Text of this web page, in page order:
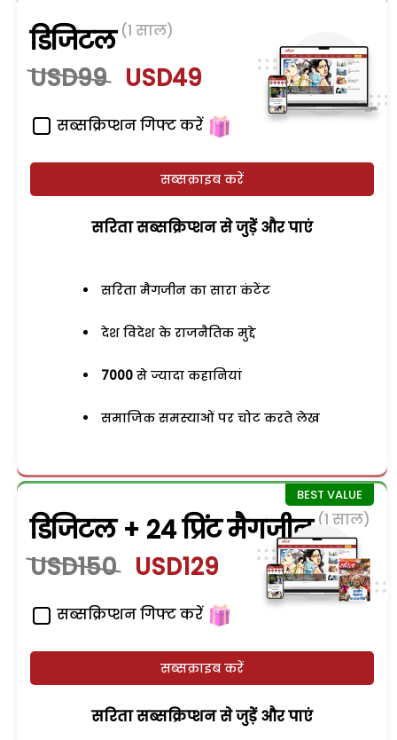
डिजिटल (1 साल)
USD99 USD49
सब्सक्रिप्शन गिफ्ट करें
सब्सक्राइब करें
सरिता सब्सक्रिप्शन से जुड़ेें और पाएं
सरिता मैगजीन का सारा कंटेंट
देश विदेश के राजनैतिक मुद्दे
7000 से ज्यादा कहानियां
समाजिक समस्याओं पर चोट करते लेख
डिजिटल + 24 प्रिंट मैगजीन (1 साल)
USD150 USD129
सब्सक्रिप्शन गिफ्ट करें
सब्सक्राइब करें
सरिता सब्सक्रिप्शन से जुड़ेें और पाएं